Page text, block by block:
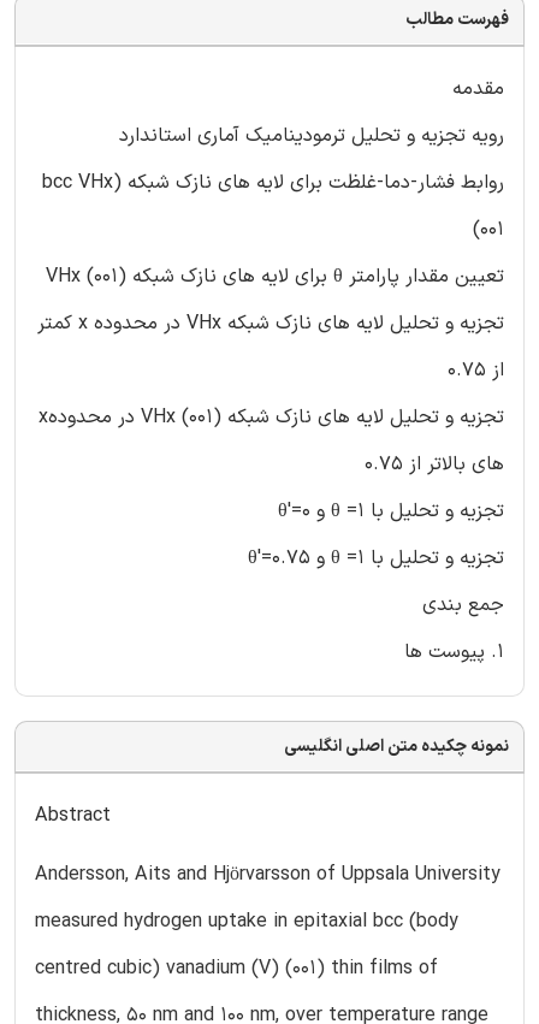
فهرست مطالب
مقدمه
رویه تجزیه و تحلیل ترمودینامیک آماری استاندارد
روابط فشار-دما-غلظت برای لایه های نازک شبکه (bcc VHx
(001
تعیین مقدار پارامتر θ برای لایه های نازک شبکه (VHx (001
تجزیه و تحلیل لایه های نازک شبکه VHx در محدوده x کمتر
از 0.75
تجزیه و تحلیل لایه های نازک شبکه (VHx (001 در محدودهx
های بالاتر از 0.75
تجزیه و تحلیل با θ =1 و θ′=0
تجزیه و تحلیل با θ =1 و θ′=0.75
جمع بندی
1. پیوست ها
نمونه چکیده متن اصلی انگلیسی
Abstract
Andersson, Aits and Hjörvarsson of Uppsala University
measured hydrogen uptake in epitaxial bcc (body
centred cubic) vanadium (V) (001) thin films of
thickness, 50 nm and 100 nm, over temperature range